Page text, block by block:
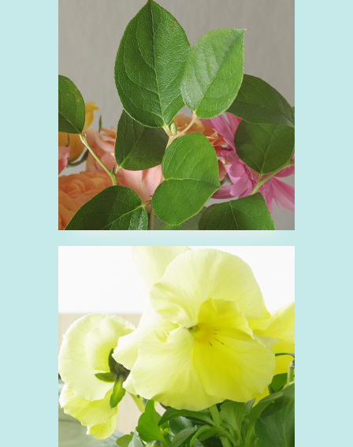
■レモンリーフ
ツツジ科 緑 観葉植物
■パンジー
スミレ科
花 黄